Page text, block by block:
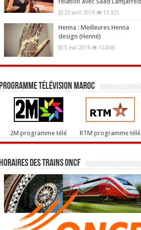
23 avril 2016 13,325
Henna : Meilleures Henna
design (Henné)
5 mai 2016 12,846
Programme télévision maroc
2M programme télé RTM programme télé
Horaires des trains ONCF